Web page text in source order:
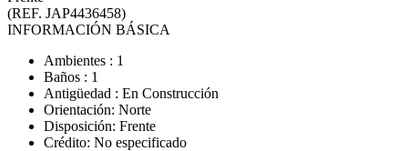
(REF. JAP4436458)
INFORMACIÓN BÁSICA
Ambientes : 1
Baños : 1
Antigüedad : En Construcción
Orientación: Norte
Disposición: Frente
Crédito: No especificado